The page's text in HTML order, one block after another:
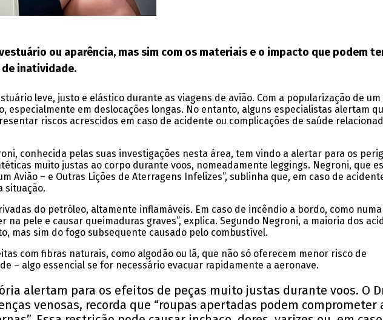
ou aparência, mas sim com os materiais e o impacto que podem
inatividade.
leve, justo e elástico durante as viagens de avião. Com a popularização de
especialmente em deslocações longas. No entanto, alguns especialistas alertam
riscos acrescidos em caso de acidente ou complicações de saúde
conhecida pelas suas investigações nesta área, tem vindo a alertar para os
muito justas ao corpo durante voos, nomeadamente leggings. Negroni, que
Avião – e Outras Lições de Aterragens Infelizes”, sublinha que, em caso de
situação.
do petróleo, altamente inflamáveis. Em caso de incêndio a bordo, como numa
pele e causar queimaduras graves”, explica. Segundo Negroni, a maioria dos
mas sim do fogo subsequente causado pelo combustível.
com fibras naturais, como algodão ou lã, que não só oferecem menor risco de
– algo essencial se for necessário evacuar rapidamente a aeronave.
alertam para os efeitos de peças muito justas durante voos. O
venosas, recorda que “roupas apertadas podem comprometer